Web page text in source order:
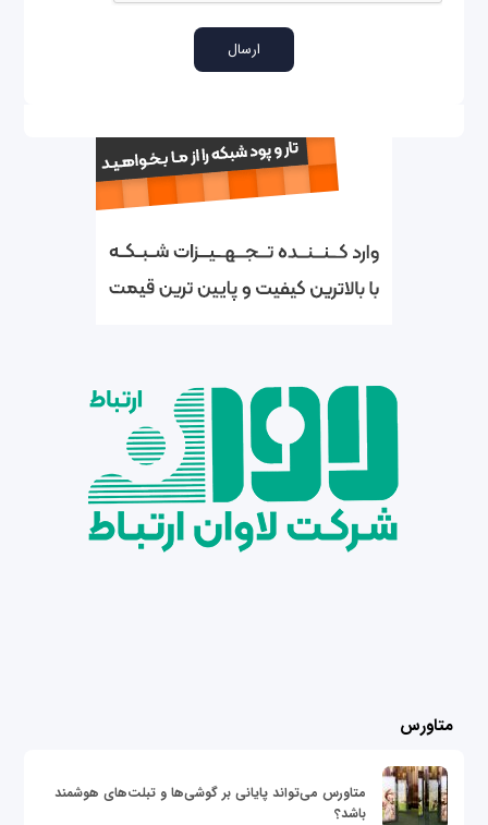
متاورس
متاورس می‌تواند پایانی بر گوشی‌ها و تبلت‌های هوشمند
باشد؟